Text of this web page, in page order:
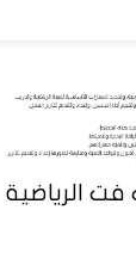
الرياضية